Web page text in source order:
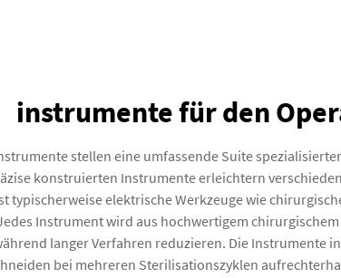
instrumente für den
stellen eine umfassende Suite
konstruierten Instrumente erleichtern
typischerweise elektrische Werkzeuge wie
Instrument wird aus hochwertigem
langer Verfahren reduzieren. Die
bei mehreren Sterilisationszyklen